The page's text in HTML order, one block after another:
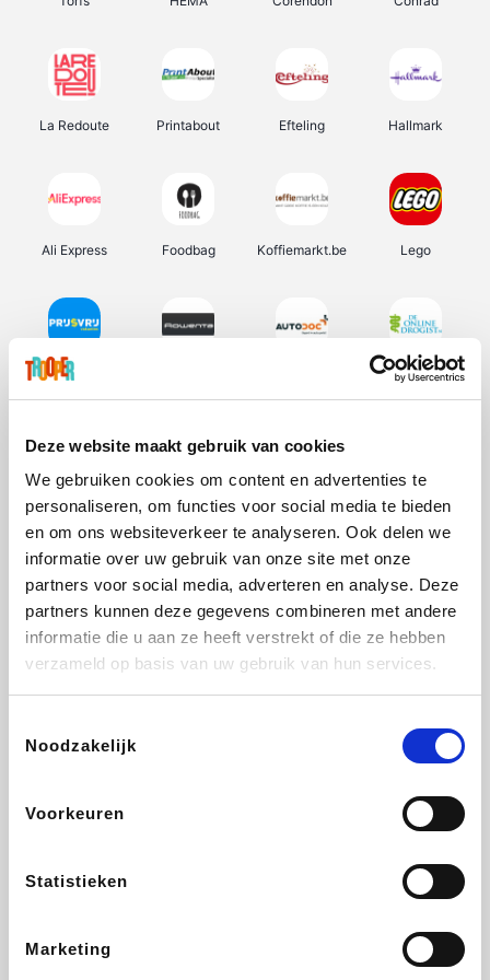
Deze website maakt gebruik van cookies
We gebruiken cookies om content en advertenties te
personaliseren, om functies voor social media te bieden
en om ons websiteverkeer te analyseren. Ook delen we
informatie over uw gebruik van onze site met onze
partners voor social media, adverteren en analyse. Deze
partners kunnen deze gegevens combineren met andere
informatie die u aan ze heeft verstrekt of die ze hebben
verzameld op basis van uw gebruik van hun services.
Noodzakelijk
Voorkeuren
Statistieken
Marketing
La Redoute Printabout Efteling Hallmark
Ali Express Foodbag Koffiemarkt.be Lego
Prijsvrij De Online Drogist
Vidaxl Lampenlicht.be Plopsa Adidas
All Accor
DectDirect
SupraBazar